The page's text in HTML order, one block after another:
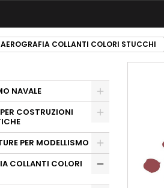
AEROGRAFIA COLLANTI COLORI STUCCHI
NAVALE
COSTRUZIONI
PER MODELLISMO
COLLANTI COLORI